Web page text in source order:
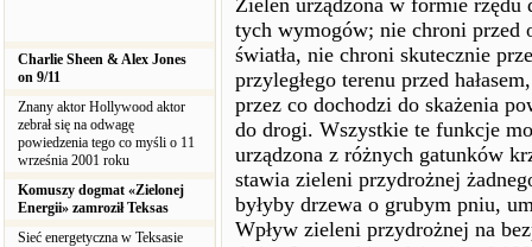
Charlie Sheen & Alex Jones
on 9/11
Znany aktor Hollywood aktor
zebrał się na odwagę
powiedzenia tego co myśli o 11
września 2001 roku
Komuszy dogmat «Zielonej
Energii» zamroził Teksas
Sieć energetyczna w Teksasie
Zieleń urządzona w formie rzędu
tych wymogów; nie chroni przed
światła, nie chroni skutecznie
przyległego terenu przed
przez co dochodzi do skażenia
do drogi. Wszystkie te funkcje
urządzona z różnych gatunków
stawia zieleni przydrożnej
byłyby drzewa o grubym pniu,
Wpływ zieleni przydrożnej na